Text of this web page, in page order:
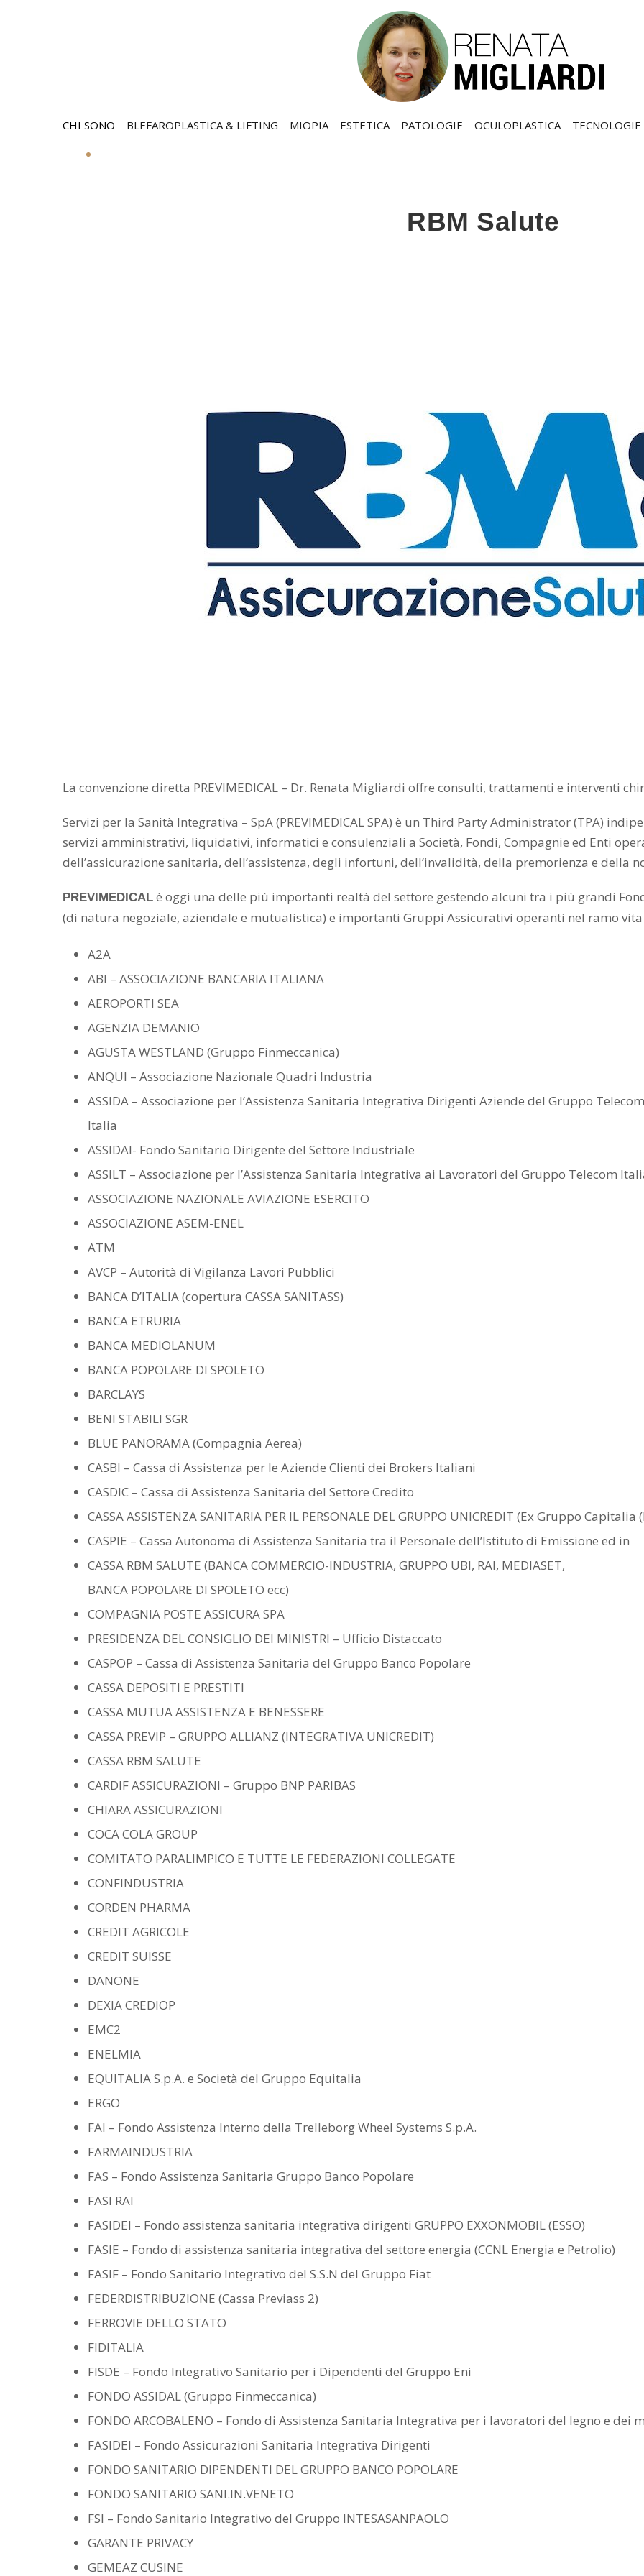
CHI SONO BLEFAROPLASTICA & LIFTING MIOPIA ESTETICA PATOLOGIE OCULOPLASTICA TECNOLOGIE
RBM Salute
La convenzione diretta PREVIMEDICAL – Dr. Renata Migliardi offre consulti, trattamenti e interventi
Servizi per la Sanità Integrativa – SpA (PREVIMEDICAL SPA) è un Third Party Administrator (TPA)
servizi amministrativi, liquidativi, informatici e consulenziali a Società, Fondi, Compagnie ed Enti
dell’assicurazione sanitaria, dell’assistenza, degli infortuni, dell’invalidità, della premorienza e della
PREVIMEDICAL è oggi una delle più importanti realtà del settore gestendo alcuni tra i più grandi
(di natura negoziale, aziendale e mutualistica) e importanti Gruppi Assicurativi operanti nel ramo
A2A
ABI – ASSOCIAZIONE BANCARIA ITALIANA
AEROPORTI SEA
AGENZIA DEMANIO
AGUSTA WESTLAND (Gruppo Finmeccanica)
ANQUI – Associazione Nazionale Quadri Industria
ASSIDA – Associazione per l’Assistenza Sanitaria Integrativa Dirigenti Aziende del Gruppo Telecom
Italia
ASSIDAI- Fondo Sanitario Dirigente del Settore Industriale
ASSILT – Associazione per l’Assistenza Sanitaria Integrativa ai Lavoratori del Gruppo Telecom
ASSOCIAZIONE NAZIONALE AVIAZIONE ESERCITO
ASSOCIAZIONE ASEM-ENEL
ATM
AVCP – Autorità di Vigilanza Lavori Pubblici
BANCA D’ITALIA (copertura CASSA SANITASS)
BANCA ETRURIA
BANCA MEDIOLANUM
BANCA POPOLARE DI SPOLETO
BARCLAYS
BENI STABILI SGR
BLUE PANORAMA (Compagnia Aerea)
CASBI – Cassa di Assistenza per le Aziende Clienti dei Brokers Italiani
CASDIC – Cassa di Assistenza Sanitaria del Settore Credito
CASSA ASSISTENZA SANITARIA PER IL PERSONALE DEL GRUPPO UNICREDIT (Ex Gruppo
CASPIE – Cassa Autonoma di Assistenza Sanitaria tra il Personale dell’Istituto di Emissione ed in
CASSA RBM SALUTE (BANCA COMMERCIO-INDUSTRIA, GRUPPO UBI, RAI, MEDIASET,
BANCA POPOLARE DI SPOLETO ecc)
COMPAGNIA POSTE ASSICURA SPA
PRESIDENZA DEL CONSIGLIO DEI MINISTRI – Ufficio Distaccato
CASPOP – Cassa di Assistenza Sanitaria del Gruppo Banco Popolare
CASSA DEPOSITI E PRESTITI
CASSA MUTUA ASSISTENZA E BENESSERE
CASSA PREVIP – GRUPPO ALLIANZ (INTEGRATIVA UNICREDIT)
CASSA RBM SALUTE
CARDIF ASSICURAZIONI – Gruppo BNP PARIBAS
CHIARA ASSICURAZIONI
COCA COLA GROUP
COMITATO PARALIMPICO E TUTTE LE FEDERAZIONI COLLEGATE
CONFINDUSTRIA
CORDEN PHARMA
CREDIT AGRICOLE
CREDIT SUISSE
DANONE
DEXIA CREDIOP
EMC2
ENELMIA
EQUITALIA S.p.A. e Società del Gruppo Equitalia
ERGO
FAI – Fondo Assistenza Interno della Trelleborg Wheel Systems S.p.A.
FARMAINDUSTRIA
FAS – Fondo Assistenza Sanitaria Gruppo Banco Popolare
FASI RAI
FASIDEI – Fondo assistenza sanitaria integrativa dirigenti GRUPPO EXXONMOBIL (ESSO)
FASIE – Fondo di assistenza sanitaria integrativa del settore energia (CCNL Energia e Petrolio)
FASIF – Fondo Sanitario Integrativo del S.S.N del Gruppo Fiat
FEDERDISTRIBUZIONE (Cassa Previass 2)
FERROVIE DELLO STATO
FIDITALIA
FISDE – Fondo Integrativo Sanitario per i Dipendenti del Gruppo Eni
FONDO ASSIDAL (Gruppo Finmeccanica)
FONDO ARCOBALENO – Fondo di Assistenza Sanitaria Integrativa per i lavoratori del legno e dei
FASIDEI – Fondo Assicurazioni Sanitaria Integrativa Dirigenti
FONDO SANITARIO DIPENDENTI DEL GRUPPO BANCO POPOLARE
FONDO SANITARIO SANI.IN.VENETO
FSI – Fondo Sanitario Integrativo del Gruppo INTESASANPAOLO
GARANTE PRIVACY
GEMEAZ CUSINE